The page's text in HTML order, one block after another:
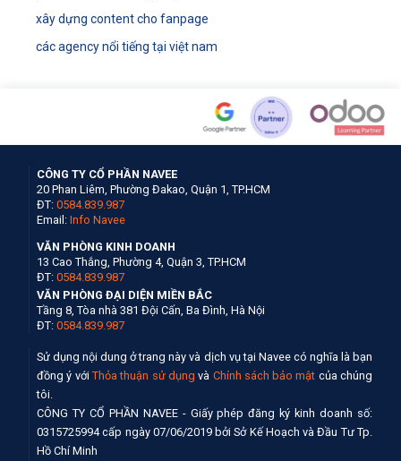
xây dựng content cho fanpage
các agency nổi tiếng tại việt nam
CÔNG TY CỔ PHẦN NAVEE
20 Phan Liêm, Phường Đakao, Quận 1, TP.HCM
ĐT: 0584.839.987
Email: Info Navee
VĂN PHÒNG KINH DOANH
13 Cao Thắng, Phường 4, Quận 3, TP.HCM
ĐT: 0584.839.987
VĂN PHÒNG ĐẠI DIỆN MIỀN BẮC
Tầng 8, Tòa nhà 381 Đội Cấn, Ba Đình, Hà Nội
ĐT: 0584.839.987
Sử dụng nội dung ở trang này và dịch vụ tại Navee có nghĩa là bạn
đồng ý với Thỏa thuận sử dụng và Chính sách bảo mật của chúng
tôi.
CÔNG TY CỔ PHẦN NAVEE - Giấy phép đăng ký kinh doanh số:
0315725994 cấp ngày 07/06/2019 bởi Sở Kế Hoạch và Đầu Tư Tp.
Hồ Chí Minh